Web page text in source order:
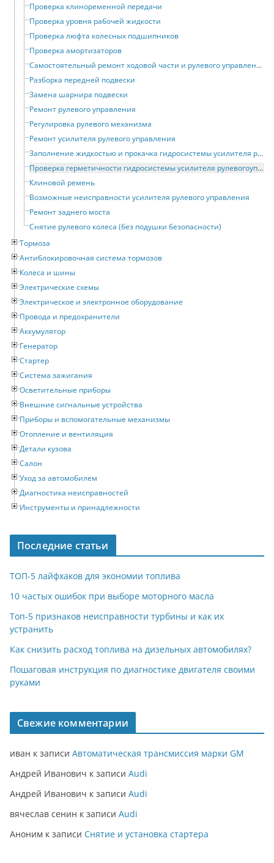
Проверка клиноременной передачи
Проверка уровня рабочей жидкости
Проверка люфта колесных подшипников
Проверка амортизаторов
Самостоятельный ремонт ходовой части и рулевого управления
Разборка передней подвески
Замена шарнира подвески
Ремонт рулевого управления
Регулировка рулевого механизма
Ремонт усилителя рулевого управления
Заполнение жидкостью и прокачка гидросистемы усилителя рулевого управления
Проверка герметичности гидросистемы усилителя рулевогоуправления
Клиновой ремень
Возможные неисправности усилителя рулевого управления
Ремонт заднего моста
Снятие рулевого колеса (без подушки безопасности)
Тормоза
Антиблокировочная система тормозов
Колеса и шины
Электрические схемы
Электрическое и электронное оборудование
Провода и предохранители
Аккумулятор
Генератор
Стартер
Система зажигания
Осветительные приборы
Внешние сигнальные устройства
Приборы и вспомогательные механизмы
Отопление и вентиляция
Детали кузова
Салон
Уход за автомобилем
Диагностика неисправностей
Инструменты и принадлежности
Последние статьи
ТОП-5 лайфхаков для экономии топлива
10 частых ошибок при выборе моторного масла
Топ-5 признаков неисправности турбины и как их
устранить
Как снизить расход топлива на дизельных автомобилях?
Пошаговая инструкция по диагностике двигателя своими
руками
Свежие комментарии
иван к записи Автоматическая трансмиссия марки GM
Андрей Иванович к записи Audi
Андрей Иванович к записи Audi
вячеслав сенин к записи Audi
Аноним к записи Снятие и установка стартера